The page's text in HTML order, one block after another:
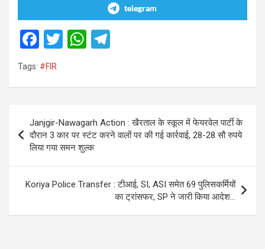
telegram
F
a
ce
o
o
k
T
W
A
p
p
a
m
Tags: #FIR
navigation
Janjgir-Nawagarh Action : खैरताल के स्कूल में फेयरवेल पार्टी के
दौरान 3 कार पर स्टंट करने वालों पर की गई कार्रवाई, 28-28 सौ रुपये
लिया गया समन शुल्क
Koriya Police Transfer : टीआई, SI, ASI समेत 69 पुलिसकर्मियों
का ट्रांसफर, SP ने जारी किया आदेश…